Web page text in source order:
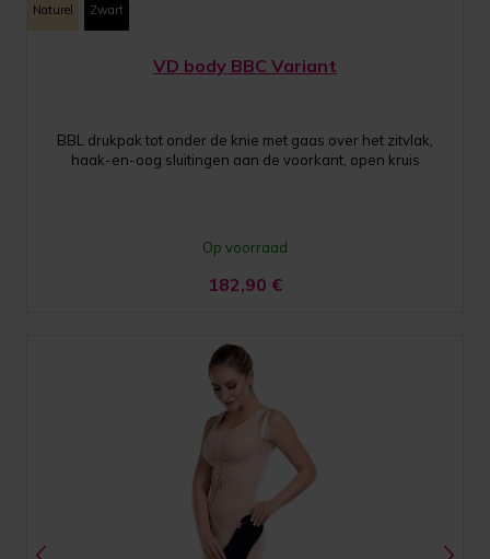
Naturel Zwart
VD body BBC Variant
BBL drukpak tot onder de knie met gaas over het zitvlak,
haak-en-oog sluitingen aan de voorkant, open kruis
Op voorraad
182,90 €